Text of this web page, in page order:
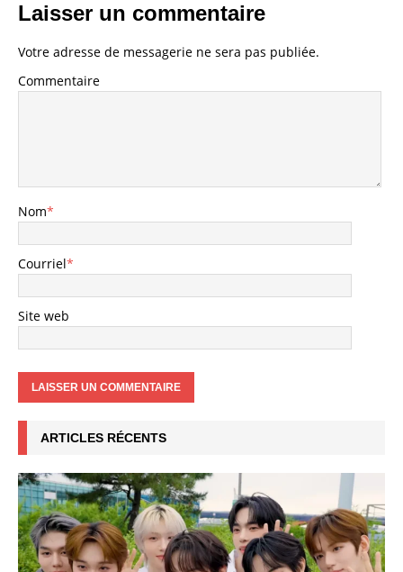
Laisser un commentaire
Votre adresse de messagerie ne sera pas publiée.
Commentaire
Nom*
Courriel*
Site web
ARTICLES RÉCENTS